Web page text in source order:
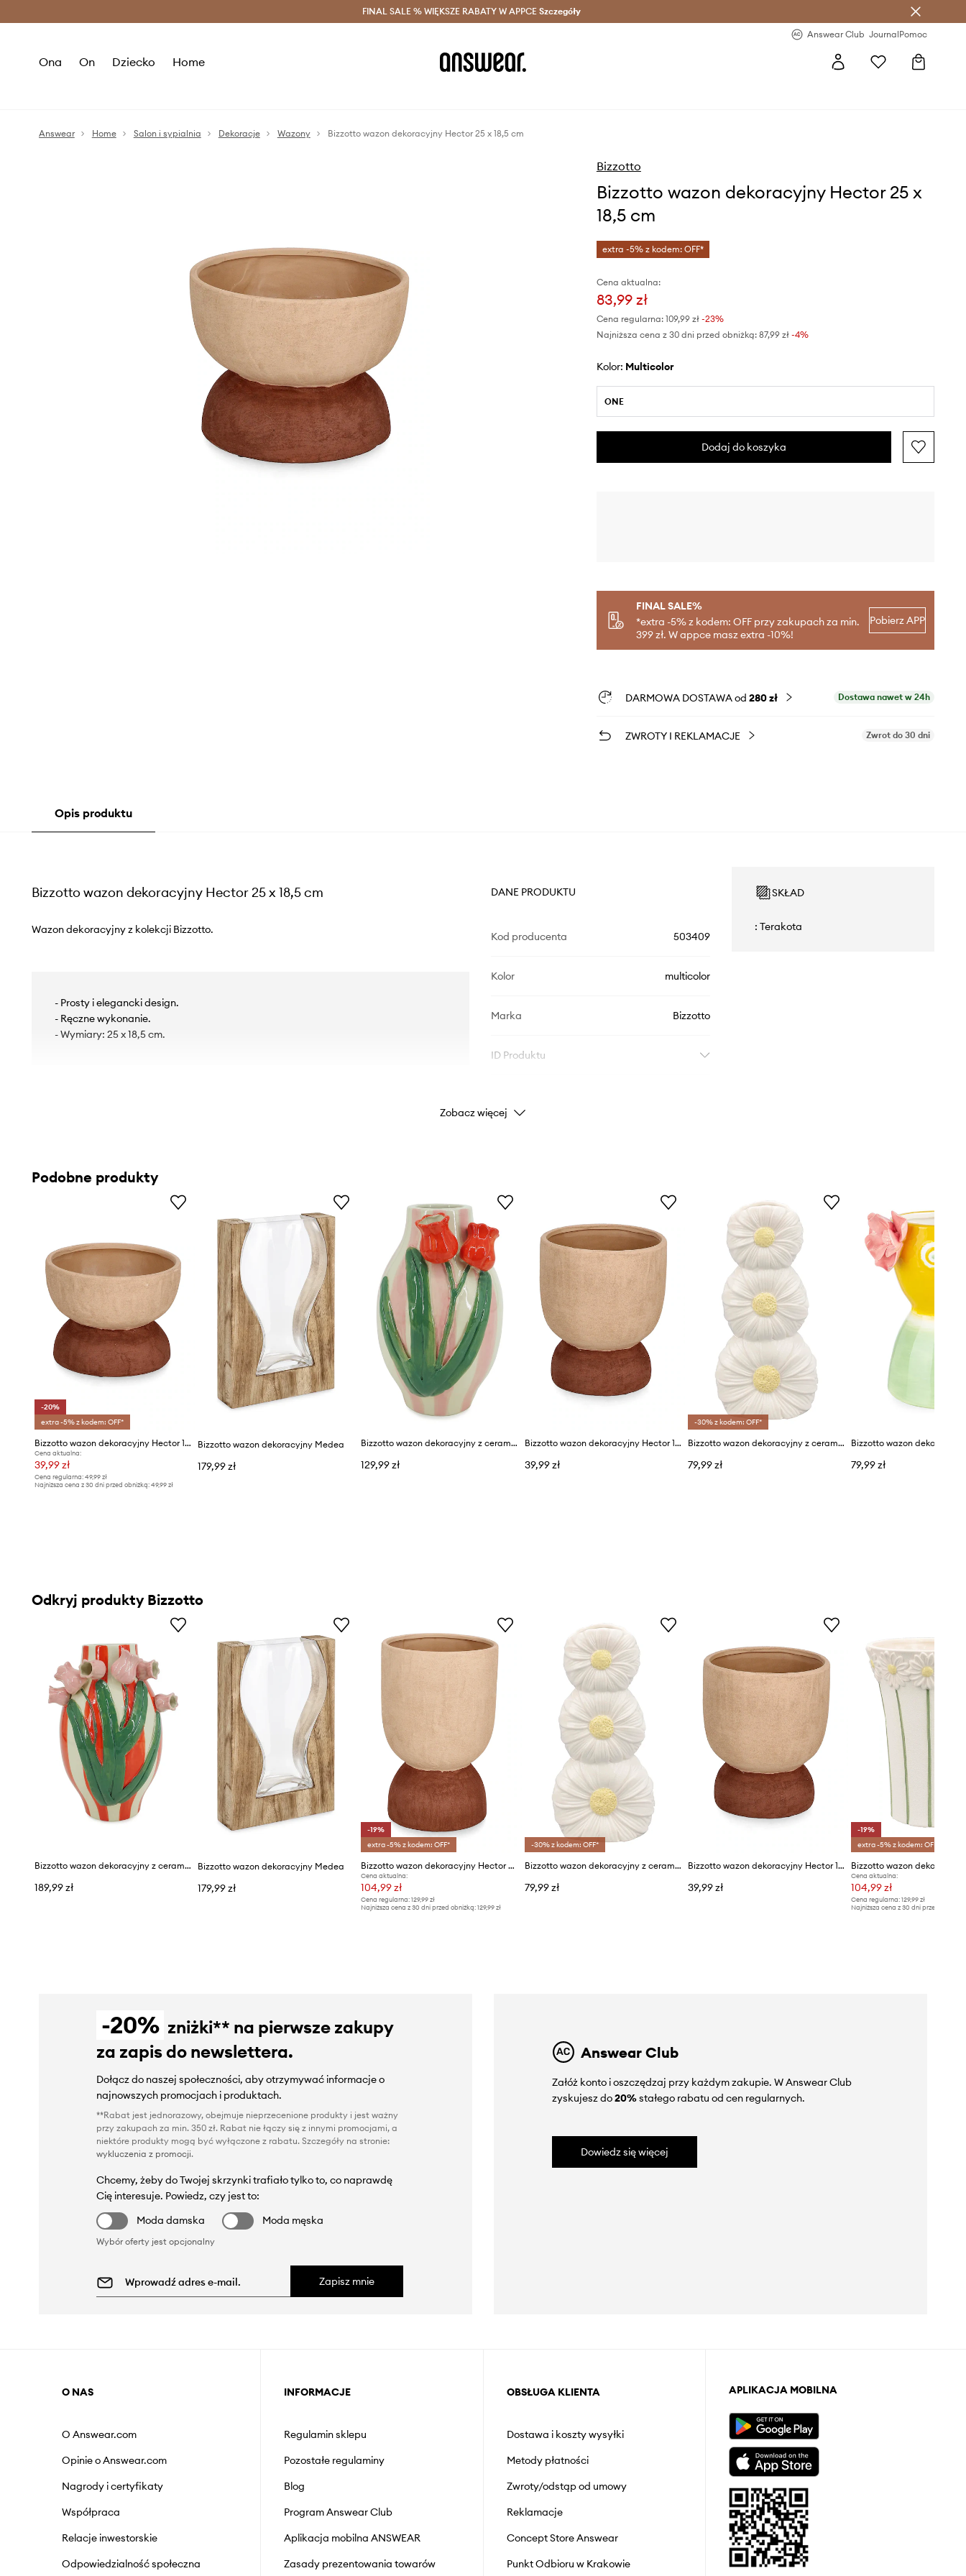
Oszczędzaj z Answear Club > Dostawa nawet w 24h >
FINAL SALE % WIĘKSZE RABATY W APPCE Szczegóły
Answear Club JournalPomoc
Ona On Dziecko Home
Answear Home Salon i sypialnia Dekoracje Wazony Bizzotto wazon dekoracyjny Hector 25 x 18,5 cm
Bizzotto
Bizzotto wazon dekoracyjny Hector 25 x
18,5 cm
extra -5% z kodem: OFF*
Cena aktualna:
83,99 zł
Cena regularna: 109,99 zł-23%
Najniższa cena z 30 dni przed obniżką: 87,99 zł -4%
Kolor: multicolor
ONE
Dodaj do koszyka
FINAL SALE%
*extra -5% z kodem: OFF przy zakupach za min.
399 zł. W appce masz extra -10%!
Pobierz APP
DARMOWA DOSTAWA od 280 zł Dostawa nawet w 24h
ZWROTY I REKLAMACJE Zwrot do 30 dni
Opis produktu
Bizzotto wazon dekoracyjny Hector 25 x 18,5 cm
Wazon dekoracyjny z kolekcji Bizzotto.
- Prosty i elegancki design.
- Ręczne wykonanie.
- Wymiary: 25 x 18,5 cm.
DANE PRODUKTU
Kod producenta 503409
Kolor multicolor
Marka Bizzotto
ID Produktu
SKŁAD
: Terakota
Zobacz więcej
Podobne produkty
-20%
extra -5% z kodem: OFF*
Bizzotto wazon dekoracyjny Hector 19 x 14 cm
Cena aktualna:
39,99 zł
Cena regularna: 49,99 zł
Najniższa cena z 30 dni przed obniżką: 49,99 zł
Bizzotto wazon dekoracyjny Medea
179,99 zł
Bizzotto wazon dekoracyjny z ceramiki 16,5 x 15,5 x 24,5 cm
129,99 zł
Bizzotto wazon dekoracyjny Hector 14 x 17 cm
39,99 zł
-30% z kodem: OFF*
Bizzotto wazon dekoracyjny z ceramiki 10 x 5,80 x 21 cm
79,99 zł 79,99 zł
Odkryj produkty Bizzotto
Bizzotto wazon dekoracyjny z ceramiki 17,5 x 19,5 x 30 cm
189,99 zł
Bizzotto wazon dekoracyjny Medea
179,99 zł
-19%
extra -5% z kodem: OFF*
Bizzotto wazon dekoracyjny Hector 20,5 x 32 cm
Cena aktualna:
104,99 zł
Cena regularna: 129,99 zł
Najniższa cena z 30 dni przed obniżką: 129,99 zł
-30% z kodem: OFF*
Bizzotto wazon dekoracyjny z ceramiki 10 x 5,80 x 21 cm
79,99 zł
Bizzotto wazon dekoracyjny Hector 14 x 17 cm
39,99 zł
-19%
extra -5% z kodem: OFF*
Cena aktualna:
104,99 zł
Cena regularna: 129,99 zł
Najniższa cena z 30 dni przed obniżką:
-20% zniżki** na pierwsze zakupy
za zapis do newslettera.
Dołącz do naszej społeczności, aby otrzymywać informacje o
najnowszych promocjach i produktach.
**Rabat jest jednorazowy, obejmuje nieprzecenione produkty i jest ważny
przy zakupach za min. 350 zł. Rabat nie łączy się z innymi promocjami, a
niektóre produkty mogą być wyłączone z rabatu. Szczegóły na stronie:
wykluczenia z promocji.
Chcemy, żeby do Twojej skrzynki trafiało tylko to, co naprawdę
Cię interesuje. Powiedz, czy jest to:
Moda damska
Moda męska
Wybór oferty jest opcjonalny
Zapisz mnie
Answear Club
Załóż konto i oszczędzaj przy każdym zakupie. W Answear Club
zyskujesz do20%stałego rabatu od cen regularnych.
Dowiedz się więcej
O NAS
O Answear.com
Opinie o Answear.com
Nagrody i certyfikaty
Współpraca
Relacje inwestorskie
Odpowiedzialność społeczna
INFORMACJE
Regulamin sklepu
Pozostałe regulaminy
Blog
Program Answear Club
Aplikacja mobilna ANSWEAR
Zasady prezentowania towarów
OBSŁUGA KLIENTA
Dostawa i koszty wysyłki
Metody płatności
Zwroty/odstąp od umowy
Reklamacje
Concept Store Answear
Punkt Odbioru w Krakowie
APLIKACJA MOBILNA